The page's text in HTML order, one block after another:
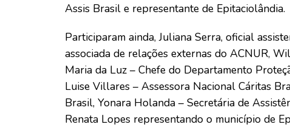
Assis Brasil e representante de Epitaciolândia.
Participaram ainda, Juliana Serra, oficial
associada de relações externas do ACNUR,
Maria da Luz – Chefe do Departamento
Luise Villares – Assessora Nacional Cáritas
Brasil, Yonara Holanda – Secretária de
Renata Lopes representando o município de